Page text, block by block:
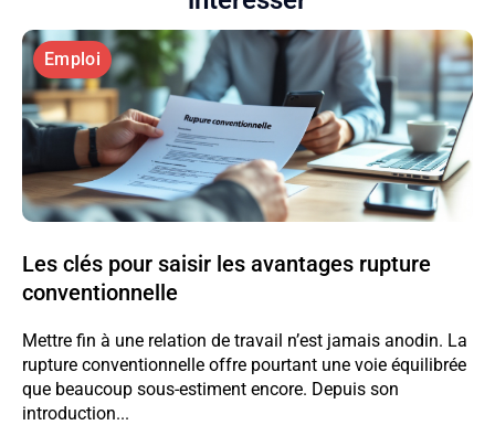
Emploi
Les clés pour saisir les avantages rupture
conventionnelle
Mettre fin à une relation de travail n’est jamais anodin. La
rupture conventionnelle offre pourtant une voie équilibrée
que beaucoup sous-estiment encore. Depuis son
introduction...